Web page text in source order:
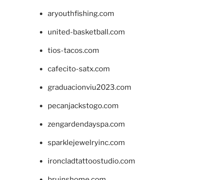
aryouthfishing.com
united-basketball.com
tios-tacos.com
cafecito-satx.com
graduacionviu2023.com
pecanjackstogo.com
zengardendayspa.com
sparklejewelryinc.com
ironcladtattoostudio.com